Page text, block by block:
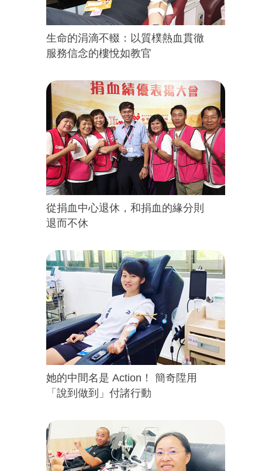
生命的涓滴不輟：以質樸熱血貫徹
服務信念的樓悅如教官
從捐血中心退休，和捐血的緣分則
退而不休
她的中間名是 Action！ 簡奇陞用
「說到做到」付諸行動